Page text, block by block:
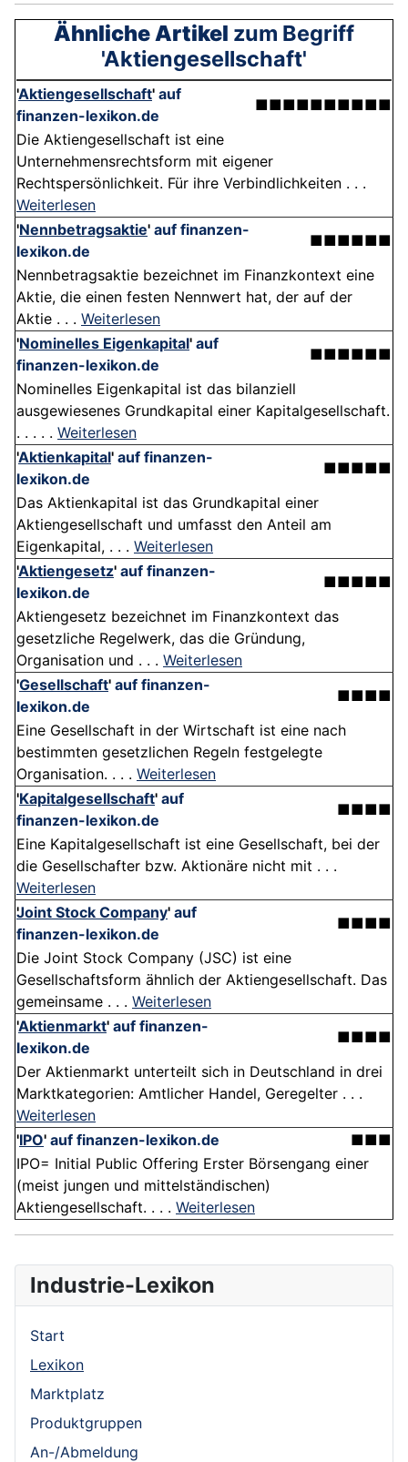
Ähnliche Artikel zum Begriff
'Aktiengesellschaft'
'Aktiengesellschaft' auf
finanzen-lexikon.de
■■■■■■■■■■
Die Aktiengesellschaft ist eine
Unternehmensrechtsform mit eigener
Rechtspersönlichkeit. Für ihre Verbindlichkeiten . . .
Weiterlesen
'Nennbetragsaktie' auf finanzen-
lexikon.de
■■■■■■
Nennbetragsaktie bezeichnet im Finanzkontext eine
Aktie, die einen festen Nennwert hat, der auf der
Aktie . . . Weiterlesen
'Nominelles Eigenkapital' auf
finanzen-lexikon.de
■■■■■■
Nominelles Eigenkapital ist das bilanziell
ausgewiesenes Grundkapital einer Kapitalgesellschaft.
. . . . . Weiterlesen
'Aktienkapital' auf finanzen-
lexikon.de
■■■■■
Das Aktienkapital ist das Grundkapital einer
Aktiengesellschaft und umfasst den Anteil am
Eigenkapital, . . . Weiterlesen
'Aktiengesetz' auf finanzen-
lexikon.de
■■■■■
Aktiengesetz bezeichnet im Finanzkontext das
gesetzliche Regelwerk, das die Gründung,
Organisation und . . . Weiterlesen
'Gesellschaft' auf finanzen-
lexikon.de
■■■■
Eine Gesellschaft in der Wirtschaft ist eine nach
bestimmten gesetzlichen Regeln festgelegte
Organisation. . . . Weiterlesen
'Kapitalgesellschaft' auf
finanzen-lexikon.de
■■■■
Eine Kapitalgesellschaft ist eine Gesellschaft, bei der
die Gesellschafter bzw. Aktionäre nicht mit . . .
Weiterlesen
Joint Stock Company' auf
finanzen-lexikon.de
■■■■
Die Joint Stock Company (JSC) ist eine
Gesellschaftsform ähnlich der Aktiengesellschaft. Das
gemeinsame . . . Weiterlesen
'Aktienmarkt' auf finanzen-
lexikon.de
■■■■
Der Aktienmarkt unterteilt sich in Deutschland in drei
Marktkategorien: Amtlicher Handel, Geregelter . . .
Weiterlesen
'IPO' auf finanzen-lexikon.de
■■■
IPO= Initial Public Offering Erster Börsengang einer
(meist jungen und mittelständischen)
Aktiengesellschaft. . . . Weiterlesen
Industrie-Lexikon
Start
Lexikon
Marktplatz
Produktgruppen
An-/Abmeldung